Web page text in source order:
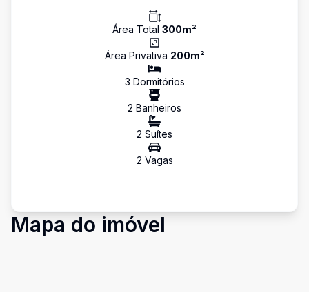
Área Total 300m²
Área Privativa 200m²
3 Dormitórios
2 Banheiros
2 Suítes
2 Vagas
Mapa do imóvel